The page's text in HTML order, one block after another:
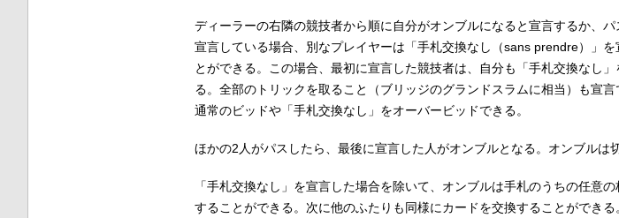
ディーラーの右隣の競技者から順に自分がオンブルになると宣言するか、
宣言している場合、別なプレイヤーは「手札交換なし（sans prendre）」を
とができる。この場合、最初に宣言した競技者は、自分も「手札交換なし
る。全部のトリックを取ること（ブリッジのグランドスラムに相当）も宣言
通常のビッドや「手札交換なし」をオーバービッドできる。
ほかの2人がパスしたら、最後に宣言した人がオンブルとなる。オンブルは
「手札交換なし」を宣言した場合を除いて、オンブルは手札のうちの任意
することができる。次に他のふたりも同様にカードを交換することができる